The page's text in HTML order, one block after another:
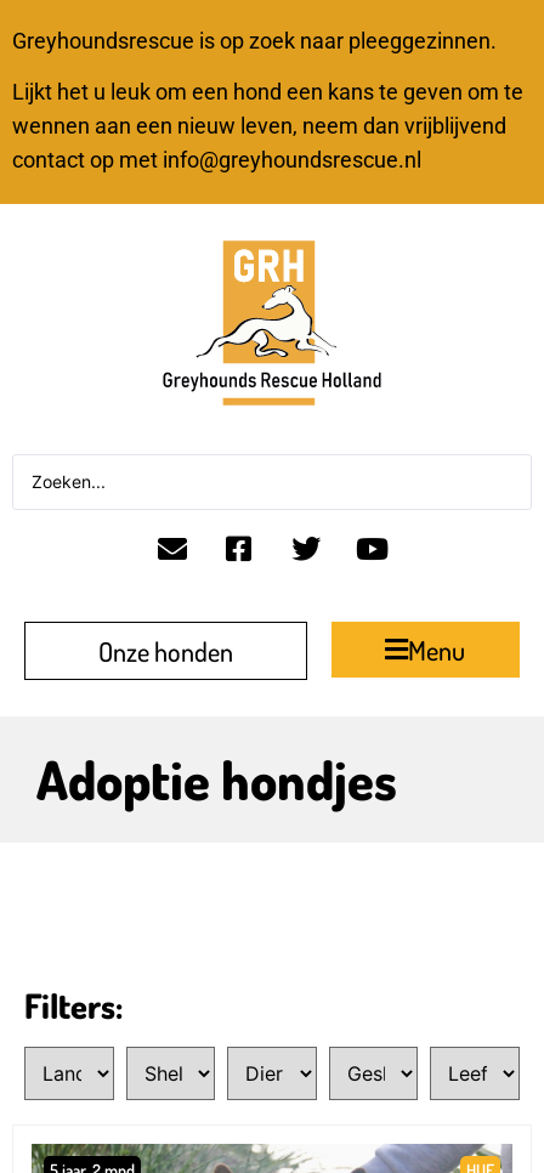
Greyhoundsrescue is op zoek naar pleeggezinnen.
Lijkt het u leuk om een hond een kans te geven om te
wennen aan een nieuw leven, neem dan vrijblijvend
contact op met info@greyhoundsrescue.nl
Onze honden Menu
Adoptie hondjes
Filters: